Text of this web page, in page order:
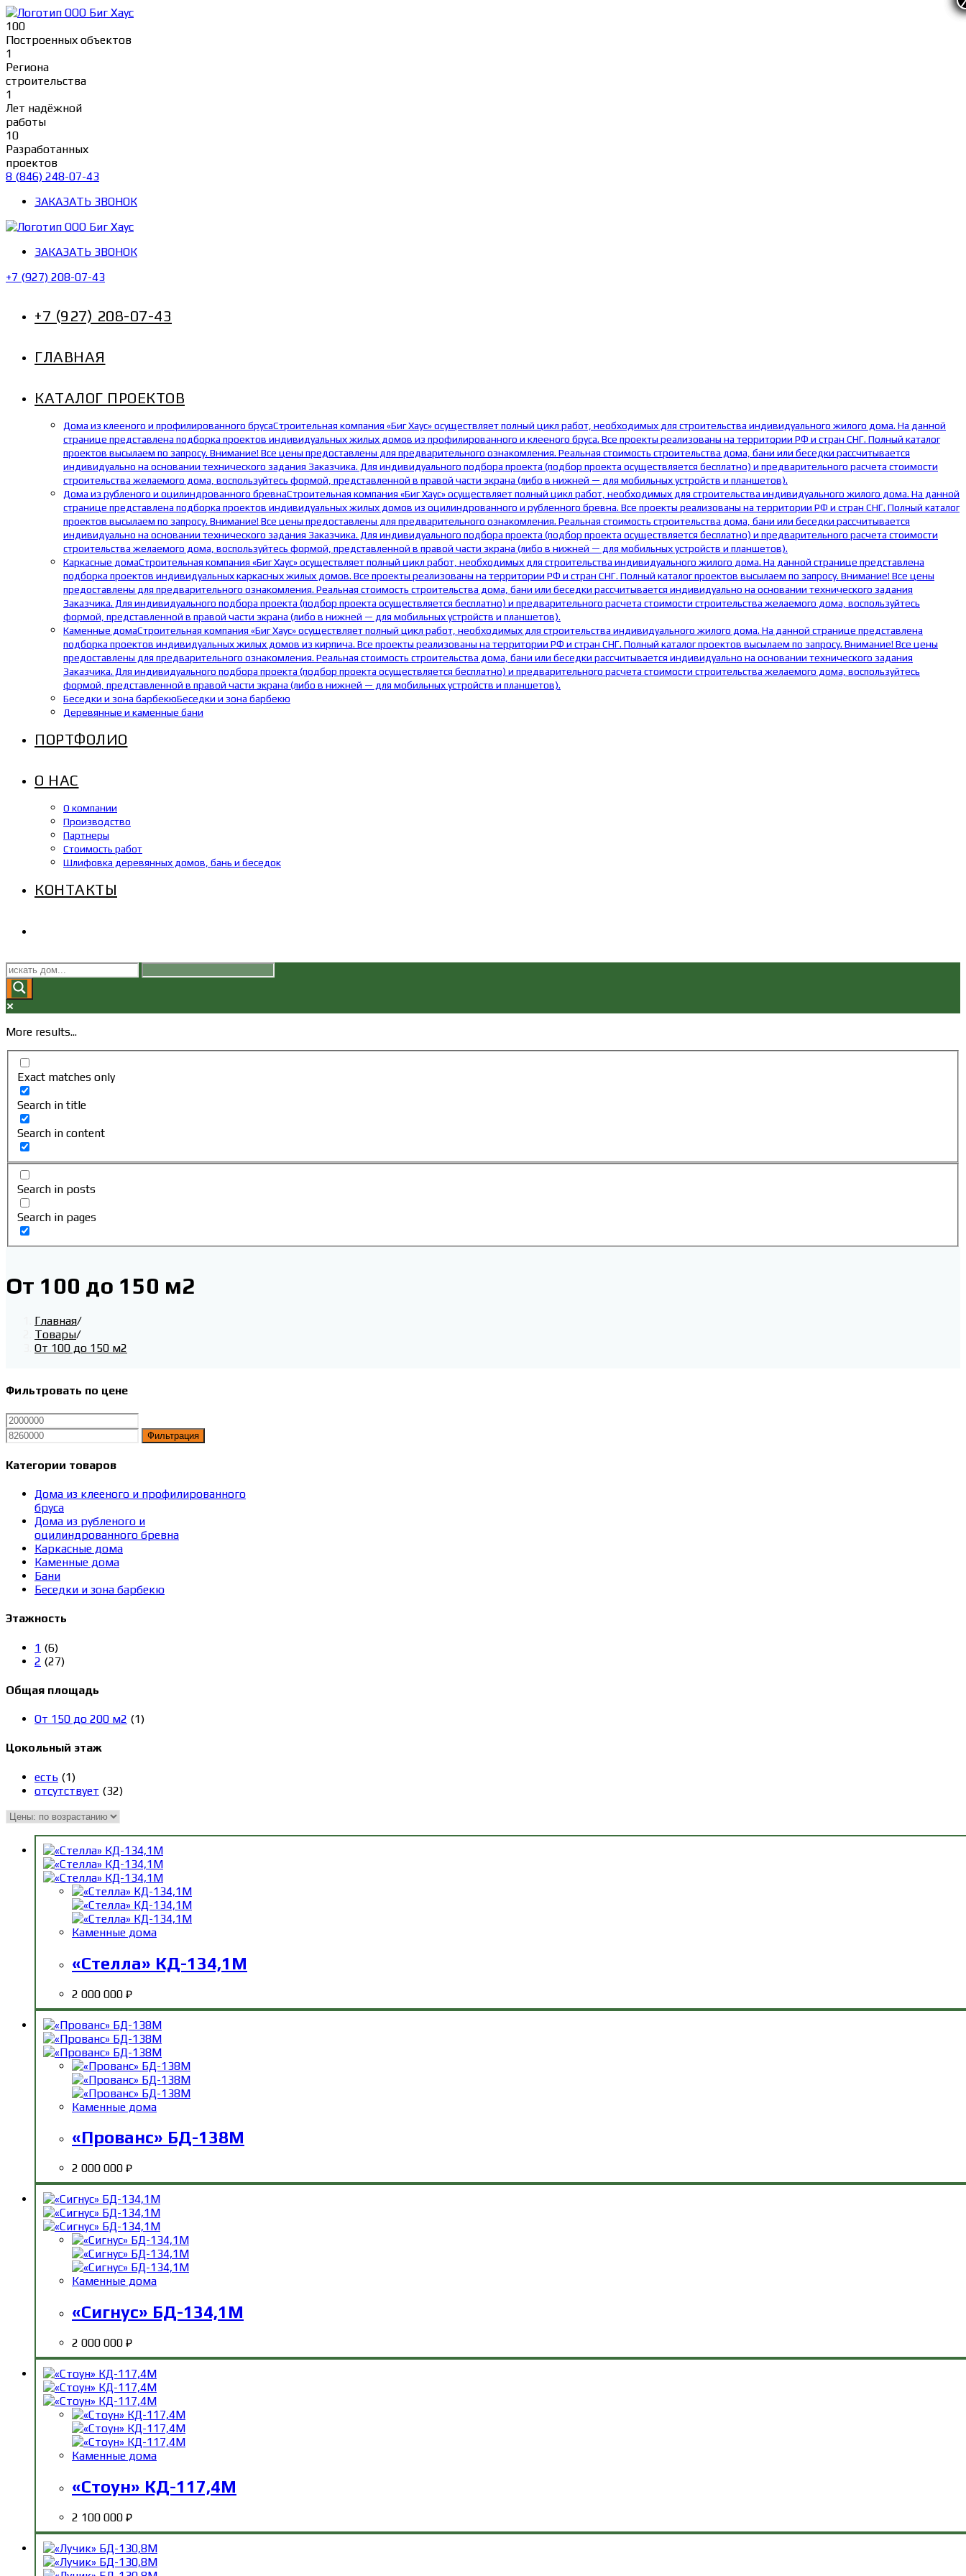
Перейти
к
содержимому
100
Построенных объектов
1
Региона
строительства
1
Лет надёжной
работы
10
Разработанных
проектов
8 (846) 248-07-43
ЗАКАЗАТЬ ЗВОНОК
ЗАКАЗАТЬ ЗВОНОК
+7 (927) 208-07-43
+7 (927) 208-07-43
ГЛАВНАЯ
КАТАЛОГ ПРОЕКТОВ
Дома из клееного и профилированного брусаСтроительная компания «Биг Хаус» осуществляет полный цикл работ, необходимых для строительства индивидуального жилого дома. На данной
странице представлена подборка проектов индивидуальных жилых домов из профилированного и клееного бруса. Все проекты реализованы на территории РФ и стран СНГ. Полный каталог
проектов высылаем по запросу. Внимание! Все цены предоставлены для предварительного ознакомления. Реальная стоимость строительства дома, бани или беседки рассчитывается
индивидуально на основании технического задания Заказчика. Для индивидуального подбора проекта (подбор проекта осуществляется бесплатно) и предварительного расчета стоимости
строительства желаемого дома, воспользуйтесь формой, представленной в правой части экрана (либо в нижней — для мобильных устройств и планшетов).
Дома из рубленого и оцилиндрованного бревнаСтроительная компания «Биг Хаус» осуществляет полный цикл работ, необходимых для строительства индивидуального жилого дома. На данной
странице представлена подборка проектов индивидуальных жилых домов из оцилиндрованного и рубленного бревна. Все проекты реализованы на территории РФ и стран СНГ. Полный каталог
проектов высылаем по запросу. Внимание! Все цены предоставлены для предварительного ознакомления. Реальная стоимость строительства дома, бани или беседки рассчитывается
индивидуально на основании технического задания Заказчика. Для индивидуального подбора проекта (подбор проекта осуществляется бесплатно) и предварительного расчета стоимости
строительства желаемого дома, воспользуйтесь формой, представленной в правой части экрана (либо в нижней — для мобильных устройств и планшетов).
Каркасные домаСтроительная компания «Биг Хаус» осуществляет полный цикл работ, необходимых для строительства индивидуального жилого дома. На данной странице представлена
подборка проектов индивидуальных каркасных жилых домов. Все проекты реализованы на территории РФ и стран СНГ. Полный каталог проектов высылаем по запросу. Внимание! Все цены
предоставлены для предварительного ознакомления. Реальная стоимость строительства дома, бани или беседки рассчитывается индивидуально на основании технического задания
Заказчика. Для индивидуального подбора проекта (подбор проекта осуществляется бесплатно) и предварительного расчета стоимости строительства желаемого дома, воспользуйтесь
формой, представленной в правой части экрана (либо в нижней — для мобильных устройств и планшетов).
Каменные домаСтроительная компания «Биг Хаус» осуществляет полный цикл работ, необходимых для строительства индивидуального жилого дома. На данной странице представлена
подборка проектов индивидуальных жилых домов из кирпича. Все проекты реализованы на территории РФ и стран СНГ. Полный каталог проектов высылаем по запросу. Внимание! Все цены
предоставлены для предварительного ознакомления. Реальная стоимость строительства дома, бани или беседки рассчитывается индивидуально на основании технического задания
Заказчика. Для индивидуального подбора проекта (подбор проекта осуществляется бесплатно) и предварительного расчета стоимости строительства желаемого дома, воспользуйтесь
формой, представленной в правой части экрана (либо в нижней — для мобильных устройств и планшетов).
Беседки и зона барбекюБеседки и зона барбекю
Деревянные и каменные бани
ПОРТФОЛИО
О НАС
О компании
Производство
Партнеры
Стоимость работ
Шлифовка деревянных домов, бань и беседок
КОНТАКТЫ
ПОИСК
ПО
ВЕБ-
More results...
Exact matches only
Search in title
Search in content
Search in posts
Search in pages
От 100 до 150 м2
Главная/
Товары/
От 100 до 150 м2
Фильтровать по цене
Минимальная
цена
цена
Фильтрация
Категории товаров
Дома из клееного и профилированного
бруса
Дома из рубленого и
оцилиндрованного бревна
Каркасные дома
Каменные дома
Бани
Беседки и зона барбекю
Этажность
1 (6)
2 (27)
Общая площадь
От 150 до 200 м2 (1)
Цокольный этаж
есть (1)
отсутствует (32)
Каменные дома
«Стелла» КД-134,1М
2 000 000 ₽
Каменные дома
«Прованс» БД-138М
2 000 000 ₽
Каменные дома
«Сигнус» БД-134,1М
2 000 000 ₽
Каменные дома
«Стоун» КД-117,4М
2 100 000 ₽